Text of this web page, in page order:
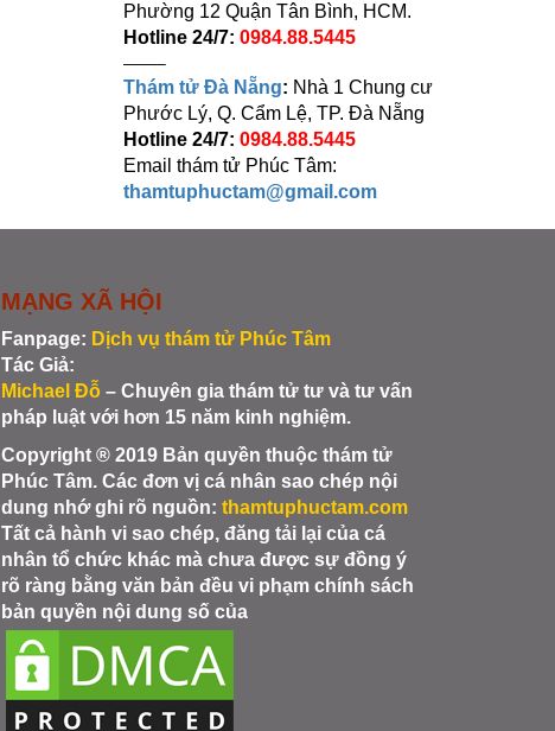
Phường 12 Quận Tân Bình, HCM.
Hotline 24/7: 0984.88.5445
——–
Thám tử Đà Nẵng: Nhà 1 Chung cư
Phước Lý, Q. Cẩm Lệ, TP. Đà Nẵng
Hotline 24/7: 0984.88.5445
Email thám tử Phúc Tâm:
thamtuphuctam@gmail.com
MẠNG XÃ HỘI
Fanpage: Dịch vụ thám tử Phúc Tâm
Tác Giả:
Michael Đỗ – Chuyên gia thám tử tư và tư vấn
pháp luật với hơn 15 năm kinh nghiệm.
Copyright ® 2019 Bản quyền thuộc thám tử
Phúc Tâm. Các đơn vị cá nhân sao chép nội
dung nhớ ghi rõ nguồn: thamtuphuctam.com
Tất cả hành vi sao chép, đăng tải lại của cá
nhân tổ chức khác mà chưa được sự đồng ý
rõ ràng bằng văn bản đều vi phạm chính sách
bản quyền nội dung số của